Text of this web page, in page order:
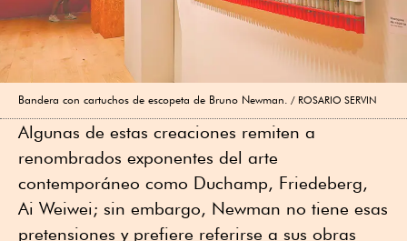
Bandera con cartuchos de escopeta de Bruno Newman. ROSARIO SERVIN
Algunas de estas creaciones remiten a
renombrados exponentes del arte
contemporáneo como Duchamp, Friedeberg,
Ai Weiwei; sin embargo, Newman no tiene esas
pretensiones y prefiere referirse a sus obras